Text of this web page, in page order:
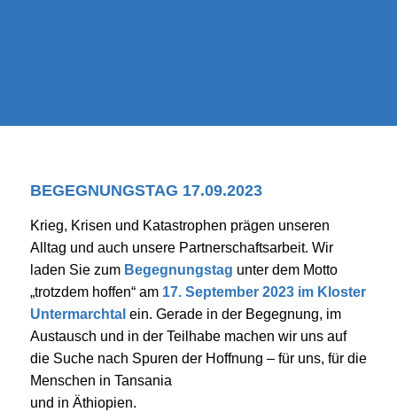
BEGEGNUNGSTAG 17.09.2023
Krieg, Krisen und Katastrophen prägen unseren
Alltag und auch unsere Partnerschaftsarbeit. Wir
laden Sie zum Begegnungstag unter dem Motto
„trotzdem hoffen“ am 17. September 2023 im Kloster
Untermarchtal ein. Gerade in der Begegnung, im
Austausch und in der Teilhabe machen wir uns auf
die Suche nach Spuren der Hoffnung – für uns, für die
Menschen in Tansania
und in Äthiopien.